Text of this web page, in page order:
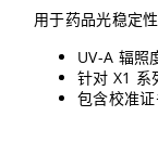
用于药品光稳定
UV-A 辐照
针对 X1 系
包含校准